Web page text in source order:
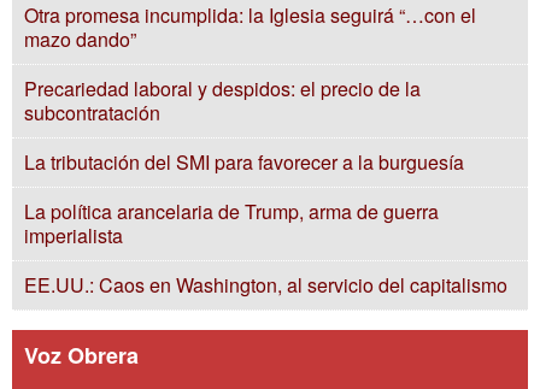
Otra promesa incumplida: la Iglesia seguirá “…con el
mazo dando”
Precariedad laboral y despidos: el precio de la
subcontratación
La tributación del SMI para favorecer a la burguesía
La política arancelaria de Trump, arma de guerra
imperialista
EE.UU.: Caos en Washington, al servicio del capitalismo
Voz Obrera